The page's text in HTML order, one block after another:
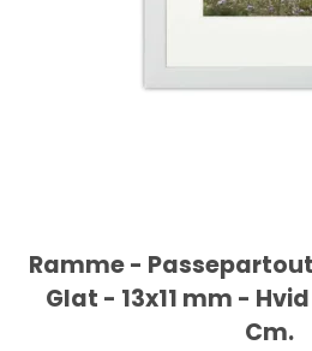
Ramme -
Glat - 13x11 mm -
Cm.